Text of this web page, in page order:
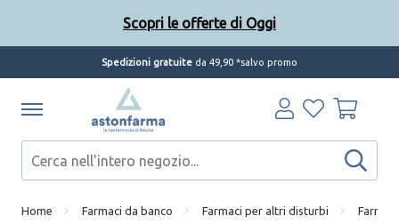
Spedizioni gratuite da 49,90 *salvo promo
Home Farmaci da banco Farmaci per altri disturbi
Scopri le offerte di Oggi